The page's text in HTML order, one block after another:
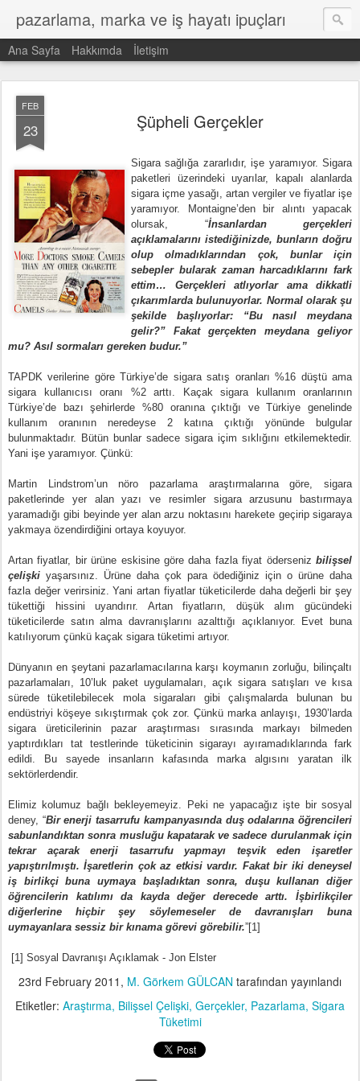
pazarlama, marka ve iş hayatı ipuçları
Ana Sayfa Hakkımda İletişim
FEB
23 Şüpheli Gerçekler
Sigara sağlığa zararlıdır, işe yaramıyor. Sigara
paketleri üzerindeki uyarılar, kapalı alanlarda
sigara içme yasağı, artan vergiler ve fiyatlar işe
yaramıyor. Montaigne’den bir alıntı yapacak
olursak, “İnsanlardan gerçekleri
açıklamalarını istediğinizde, bunların doğru
olup olmadıklarından çok, bunlar için
sebepler bularak zaman harcadıklarını fark
ettim… Gerçekleri atlıyorlar ama dikkatli
çıkarımlarda bulunuyorlar. Normal olarak şu
şekilde başlıyorlar: “Bu nasıl meydana
gelir?” Fakat gerçekten meydana geliyor
mu? Asıl sormaları gereken budur.”
TAPDK verilerine göre Türkiye’de sigara satış oranları %16 düştü ama
sigara kullanıcısı oranı %2 arttı. Kaçak sigara kullanım oranlarının
Türkiye’de bazı şehirlerde %80 oranına çıktığı ve Türkiye genelinde
kullanım oranının neredeyse 2 katına çıktığı yönünde bulgular
bulunmaktadır. Bütün bunlar sadece sigara içim sıklığını etkilemektedir.
Yani işe yaramıyor. Çünkü:
Martin Lindstrom’un nöro pazarlama araştırmalarına göre, sigara
paketlerinde yer alan yazı ve resimler sigara arzusunu bastırmaya
yaramadığı gibi beyinde yer alan arzu noktasını harekete geçirip sigaraya
yakmaya özendirdiğini ortaya koyuyor.
Artan fiyatlar, bir ürüne eskisine göre daha fazla fiyat öderseniz bilişsel
çelişki yaşarsınız. Ürüne daha çok para ödediğiniz için o ürüne daha
fazla değer verirsiniz. Yani artan fiyatlar tüketicilerde daha değerli bir şey
tükettiği hissini uyandırır. Artan fiyatların, düşük alım gücündeki
tüketicilerde satın alma davranışlarını azalttığı açıklanıyor. Evet buna
katılıyorum çünkü kaçak sigara tüketimi artıyor.
Dünyanın en şeytani pazarlamacılarına karşı koymanın zorluğu, bilinçaltı
pazarlamaları, 10’luk paket uygulamaları, açık sigara satışları ve kısa
sürede tüketilebilecek mola sigaraları gibi çalışmalarda bulunan bu
endüstriyi köşeye sıkıştırmak çok zor. Çünkü marka anlayışı, 1930’larda
sigara üreticilerinin pazar araştırması sırasında markayı bilmeden
yaptırdıkları tat testlerinde tüketicinin sigarayı ayıramadıklarında fark
edildi. Bu sayede insanların kafasında marka algısını yaratan ilk
sektörlerdendir.
Elimiz kolumuz bağlı bekleyemeyiz. Peki ne yapacağız işte bir sosyal
deney, “Bir enerji tasarrufu kampanyasında duş odalarına öğrencileri
sabunlandıktan sonra musluğu kapatarak ve sadece durulanmak için
tekrar açarak enerji tasarrufu yapmayı teşvik eden işaretler
yapıştırılmıştı. İşaretlerin çok az etkisi vardır. Fakat bir iki deneysel
iş birlikçi buna uymaya başladıktan sonra, duşu kullanan diğer
öğrencilerin katılımı da kayda değer derecede arttı. İşbirlikçiler
diğerlerine hiçbir şey söylemeseler de davranışları buna
uymayanlara sessiz bir kınama görevi görebilir.”[1]
[1] Sosyal Davranışı Açıklamak - Jon Elster
23rd February 2011 , M. Görkem GÜLCAN tarafından yayınlandı
Etiketler: Araştırma Bilişsel Çelişki Gerçekler Pazarlama Sigara
Tüketimi